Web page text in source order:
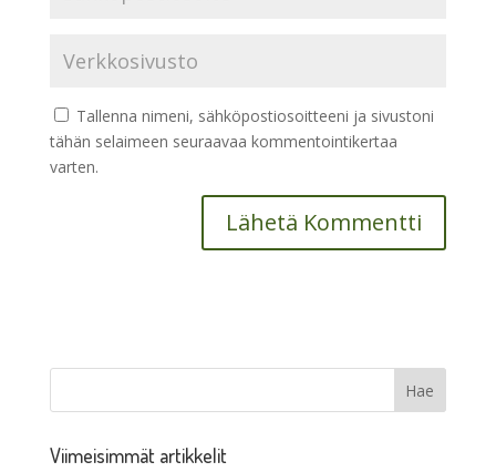
Tallenna nimeni, sähköpostiosoitteeni ja sivustoni
tähän selaimeen seuraavaa kommentointikertaa
varten.
Viimeisimmät artikkelit